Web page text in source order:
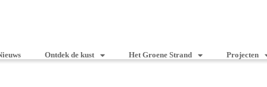
Ontdek de kust Het Groene Strand Projecten